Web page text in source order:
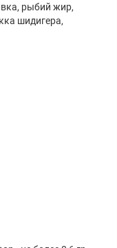
рыбий жир,
шидигера,